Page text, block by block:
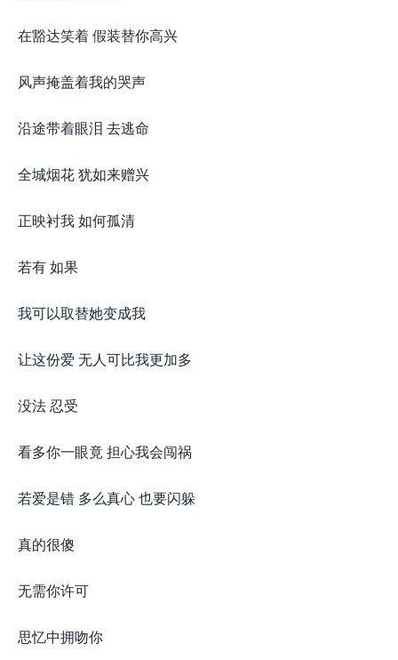
在豁达笑着 假装替你高兴
风声掩盖着我的哭声
沿途带着眼泪 去逃命
全城烟花 犹如来赠兴
正映衬我 如何孤清
若有 如果
我可以取替她变成我
让这份爱 无人可比我更加多
没法 忍受
看多你一眼竟 担心我会闯祸
若爱是错 多么真心 也要闪躲
真的很傻
无需你许可
思忆中拥吻你